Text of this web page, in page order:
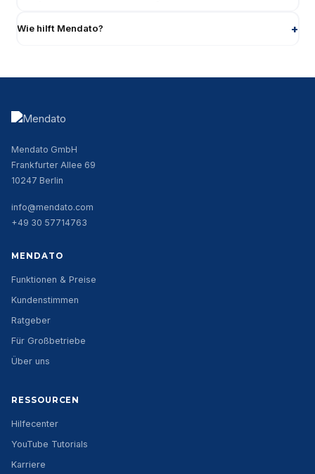
Wie hilft Mendato?
Mendato GmbH
Frankfurter Allee 69
10247 Berlin
info@mendato.com
+49 30 57714763
MENDATO
Funktionen & Preise
Kundenstimmen
Ratgeber
Für Großbetriebe
Über uns
RESSOURCEN
Hilfecenter
YouTube Tutorials
Karriere